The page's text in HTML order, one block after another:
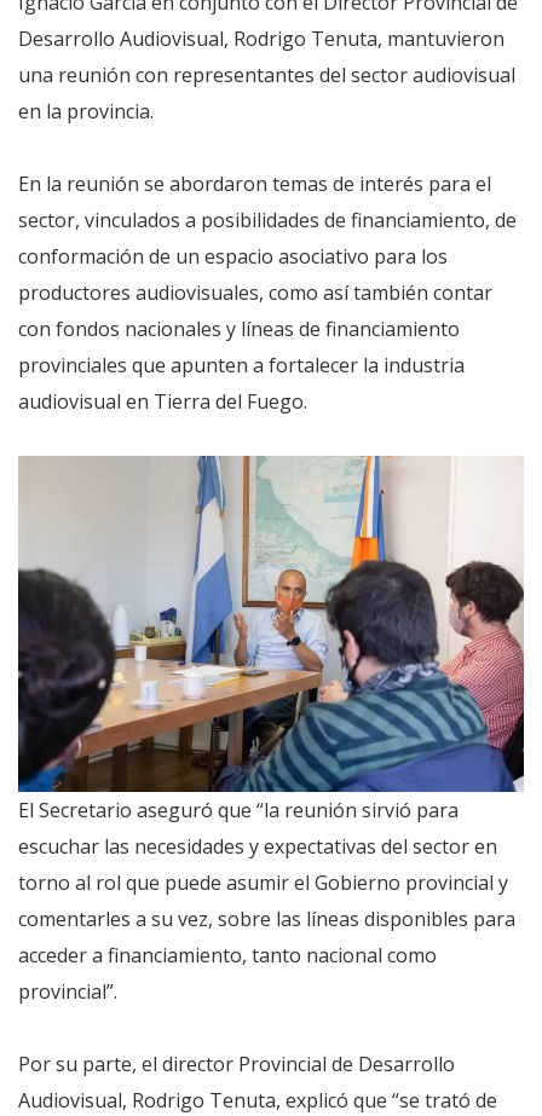
Desarrollo Audiovisual, Rodrigo Tenuta, mantuvieron
una reunión con representantes del sector audiovisual
en la provincia.
En la reunión se abordaron temas de interés para el
sector, vinculados a posibilidades de financiamiento, de
conformación de un espacio asociativo para los
productores audiovisuales, como así también contar
con fondos nacionales y líneas de financiamiento
provinciales que apunten a fortalecer la industria
audiovisual en Tierra del Fuego.
El Secretario aseguró que “la reunión sirvió para
escuchar las necesidades y expectativas del sector en
torno al rol que puede asumir el Gobierno provincial y
comentarles a su vez, sobre las líneas disponibles para
acceder a financiamiento, tanto nacional como
provincial”.
Por su parte, el director Provincial de Desarrollo
Audiovisual, Rodrigo Tenuta, explicó que “se trató de